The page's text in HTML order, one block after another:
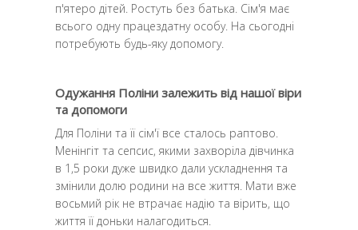
п'ятеро дітей. Ростуть без батька. Сім'я має
всього одну працездатну особу. На сьогодні
потребують будь-яку допомогу.
Одужання Поліни залежить від нашої віри
та допомоги
Для Поліни та її сім'ї все сталось раптово.
Менінгіт та сепсис, якими захворіла дівчинка
в 1,5 роки дуже швидко дали ускладнення та
змінили долю родини на все життя. Мати вже
восьмий рік не втрачає надію та вірить, що
життя її доньки налагодиться.